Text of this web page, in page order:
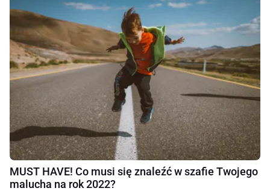
MUST HAVE! Co musi się znaleźć w szafie Twojego
malucha na rok 2022?